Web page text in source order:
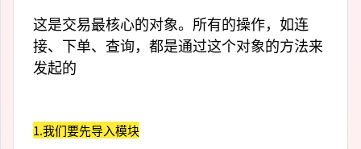
这是交易最核心的对象。所有的操作，如连
接、下单、查询，都是通过这个对象的方法来
发起的
1.我们要先导入模块